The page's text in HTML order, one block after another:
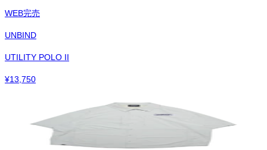
WEB完売
UNBIND
UTILITY POLO II
¥13,750